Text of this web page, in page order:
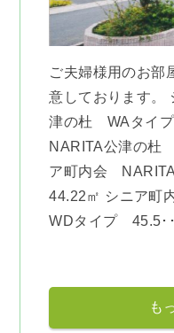
ご夫婦様用のお部
意しております
津の杜 WAタイ
NARITA公津の
ア町内会
44.22㎡ シニア
WDタイプ 45.5･
も